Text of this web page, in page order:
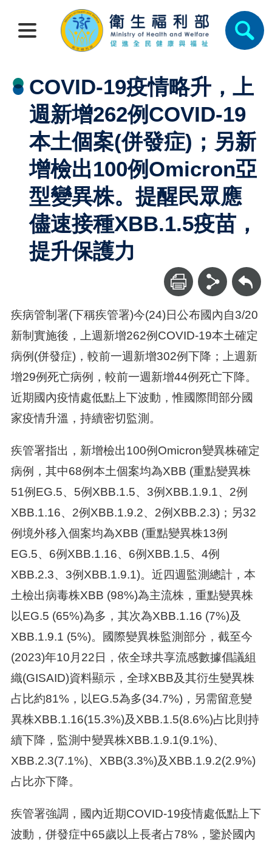
COVID-19疫情略升，上
週新增262例COVID-19
本土個案(併發症)；另新
增檢出100例Omicron亞
型變異株。提醒民眾應
儘速接種XBB.1.5疫苗，
提升保護力
回上一頁
疾病管制署(下稱疾管署)今(24)日公布國內自3/20
新制實施後，上週新增262例COVID-19本土確定
病例(併發症)，較前一週新增302例下降；上週新
增29例死亡病例，較前一週新增44例死亡下降。
近期國內疫情處低點上下波動，惟國際間部分國
家疫情升溫，持續密切監測。
疾管署指出，新增檢出100例Omicron變異株確定
病例，其中68例本土個案均為XBB (重點變異株
51例EG.5、5例XBB.1.5、3例XBB.1.9.1、2例
XBB.1.16、2例XBB.1.9.2、2例XBB.2.3)；另32
例境外移入個案均為XBB (重點變異株13例
EG.5、6例XBB.1.16、6例XBB.1.5、4例
XBB.2.3、3例XBB.1.9.1)。近四週監測總計，本
土檢出病毒株XBB (98%)為主流株，重點變異株
以EG.5 (65%)為多，其次為XBB.1.16 (7%)及
XBB.1.9.1 (5%)。國際變異株監測部分，截至今
(2023)年10月22日，依全球共享流感數據倡議組
織(GISAID)資料顯示，全球XBB及其衍生變異株
占比約81%，以EG.5為多(34.7%)，另需留意變
異株XBB.1.16(15.3%)及XBB.1.5(8.6%)占比則持
續下降，監測中變異株XBB.1.9.1(9.1%)、
XBB.2.3(7.1%)、XBB(3.3%)及XBB.1.9.2(2.9%)
占比亦下降。
疾管署強調，國內近期COVID-19疫情處低點上下
波動，併發症中65歲以上長者占78%，鑒於國內